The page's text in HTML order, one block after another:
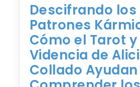
Descifrando los
Patrones
Cómo el Tarot y
Videncia de
Collado Ayudan